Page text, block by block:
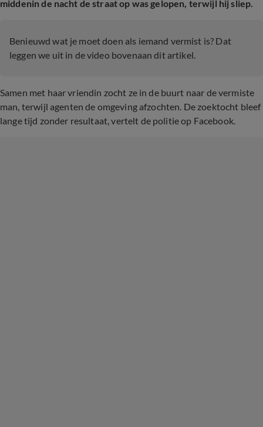
middenin de nacht de straat op was gelopen, terwijl hij sliep.
Benieuwd wat je moet doen als iemand vermist is? Dat
leggen we uit in de video bovenaan dit artikel.
Samen met haar vriendin zocht ze in de buurt naar de vermiste
man, terwijl agenten de omgeving afzochten. De zoektocht bleef
lange tijd zonder resultaat, vertelt de politie op Facebook.